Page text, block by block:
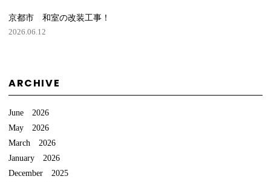
京都市 和室の改装工事！
2026.06.12
ARCHIVE
June 2026
May 2026
March 2026
January 2026
December 2025